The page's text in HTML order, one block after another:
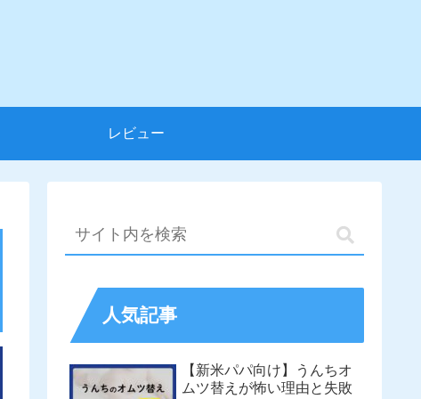
レビュー
人気記事
【新米パパ向け】うんちオ
ムツ替えが怖い理由と失敗